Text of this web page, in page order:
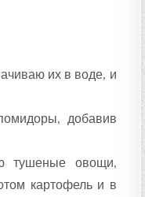
их в воде, и
добавив
тушеные овощи,
картофель и в